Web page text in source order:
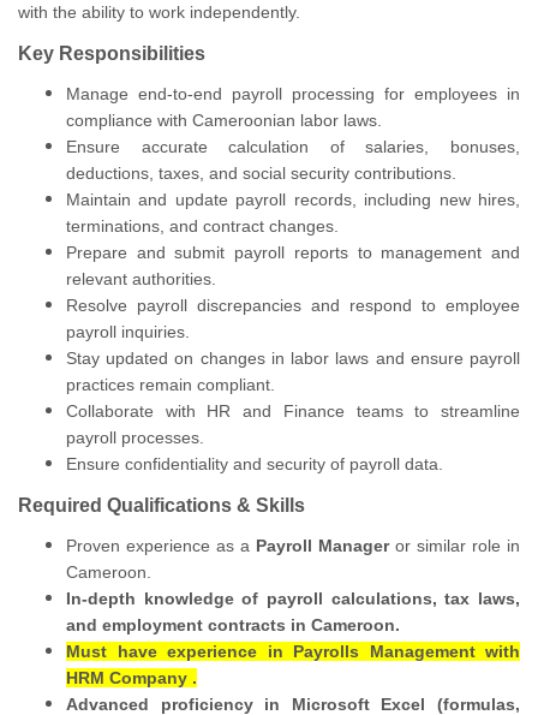
with the ability to work independently.
Key Responsibilities
Manage end-to-end payroll processing for employees in
compliance with Cameroonian labor laws.
Ensure accurate calculation of salaries, bonuses,
deductions, taxes, and social security contributions.
Maintain and update payroll records, including new hires,
terminations, and contract changes.
Prepare and submit payroll reports to management and
relevant authorities.
Resolve payroll discrepancies and respond to employee
payroll inquiries.
Stay updated on changes in labor laws and ensure payroll
practices remain compliant.
Collaborate with HR and Finance teams to streamline
payroll processes.
Ensure confidentiality and security of payroll data.
Required Qualifications & Skills
Proven experience as a Payroll Manageror similar role in
Cameroon.
In-depth knowledge of payroll calculations, tax laws,
and employment contracts in Cameroon.
Must have experience in Payrolls Management with
HRM Company .
Advanced proficiency in Microsoft Excel (formulas,